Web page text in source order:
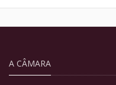
A CÂMARA